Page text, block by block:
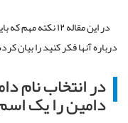
در این مقاله ۱۲
درباره آنها فکر کنید را بیان
در انتخاب نام
دامین را یک